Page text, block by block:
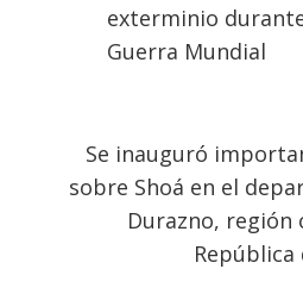
exterminio
Guerra Mundial
Se inauguró
sobre Shoá en el
Durazno, región